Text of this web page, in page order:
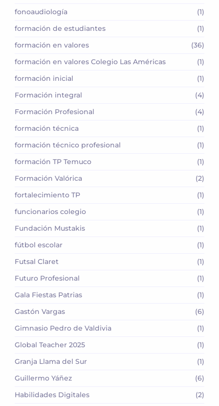
fonoaudiología
(1)
formación de estudiantes
(1)
formación en valores
(36)
formación en valores Colegio Las Américas
(1)
formación inicial
(1)
Formación integral
(4)
Formación Profesional
(4)
formación técnica
(1)
formación técnico profesional
(1)
formación TP Temuco
(1)
Formación Valórica
(2)
fortalecimiento TP
(1)
funcionarios colegio
(1)
Fundación Mustakis
(1)
fútbol escolar
(1)
Futsal Claret
(1)
Futuro Profesional
(1)
Gala Fiestas Patrias
(1)
Gastón Vargas
(6)
Gimnasio Pedro de Valdivia
(1)
Global Teacher 2025
(1)
Granja Llama del Sur
(1)
Guillermo Yáñez
(6)
Habilidades Digitales
(2)